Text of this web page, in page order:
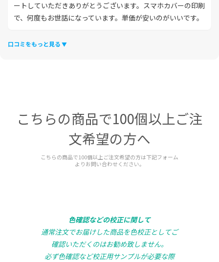
ートしていただきありがとうございます。スマホカバーの印刷
で、何度もお世話になっています。単価が安いのがいいです。
口コミをもっと見る
こちらの商品で100個以上ご注
文希望の方へ
こちらの商品で100個以上ご注文希望の方は下記フォーム
よりお問い合わせください。
色確認などの校正に関して
通常注文でお届けした商品を色校正としてご
確認いただくのはお勧め致しません。
必ず色確認など校正用サンプルが必要な際